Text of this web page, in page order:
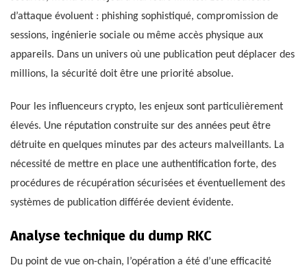
d’attaque évoluent : phishing sophistiqué, compromission de
sessions, ingénierie sociale ou même accès physique aux
appareils. Dans un univers où une publication peut déplacer des
millions, la sécurité doit être une priorité absolue.
Pour les influenceurs crypto, les enjeux sont particulièrement
élevés. Une réputation construite sur des années peut être
détruite en quelques minutes par des acteurs malveillants. La
nécessité de mettre en place une authentification forte, des
procédures de récupération sécurisées et éventuellement des
systèmes de publication différée devient évidente.
Analyse technique du dump RKC
Du point de vue on-chain, l’opération a été d’une efficacité